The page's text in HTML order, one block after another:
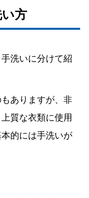
方
洗いに分けて紹
ありますが、非
質な衣類に使用
的には手洗いが